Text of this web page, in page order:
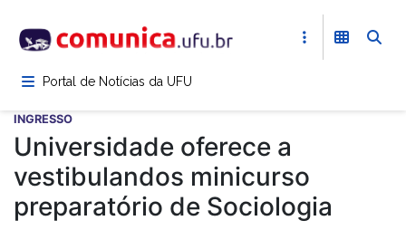
para
conteúdoPortal de Notícias da UFU
INGRESSO
Universidade oferece a
vestibulandos minicurso
preparatório de Sociologia